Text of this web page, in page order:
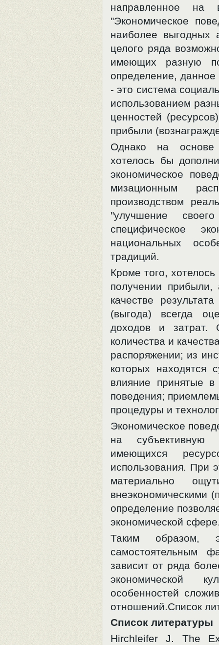
направленное на
"Экономическое
наиболее выгодных
целого ряда
имеющих разную
определение,
- это система
использованием
ценностей
прибыли
Однако на основе
хотелось бы
экономическое
мизационным
производством
"улучшение
специфическое
национальных
традиций.
Кроме того,
получении
качестве
(выгода) всегда
доходов и затрат.
количества и
распоряжении; из
которых находятся
влияние принятые
поведения;
процедуры и
Экономическое
на субъективную
имеющихся
использования. При
материально
внеэкономическими
определение
экономической
Таким образом,
самостоятельным
зависит от ряда
экономической
особенностей
отношений.Список
Список литературы
Hirchleifer J. The